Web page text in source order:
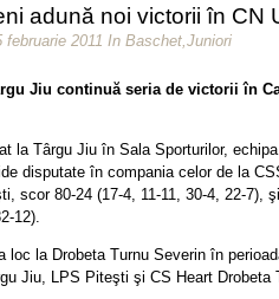
adună noi victorii în CN
februarie 2011 In Baschet,Juniori
Jiu continuă seria de victorii în
la Târgu Jiu în Sala Sporturilor,
disputate în compania celor de la
scor 80-24 (17-4, 11-11, 30-4, 22-7),
12).
loc la Drobeta Turnu Severin în
Jiu, LPS Piteşti şi CS Heart Drobeta